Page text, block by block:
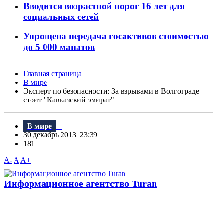
Вводится возрастной порог 16 лет для
социальных сетей
Упрощена передача госактивов стоимостью
до 5 000 манатов
Главная страница
В мире
Эксперт по безопасности: За взрывами в Волгограде
стоит "Кавказский эмират"
В мире
30 декабрь 2013, 23:39
181
A- A A+
Информационное агентство Turan